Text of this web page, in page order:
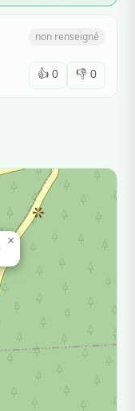
non renseigné
👍 0 👎 0
×